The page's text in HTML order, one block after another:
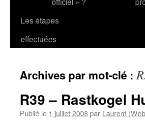
Les étapes
effectuées
Archives par mot-clé :
R39 – Rastkogel
Publié le 1 juillet 2008par Laurent